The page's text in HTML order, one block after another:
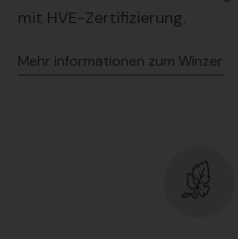
mit HVE-Zertifizierung.
Mehr informationen zum Winzer